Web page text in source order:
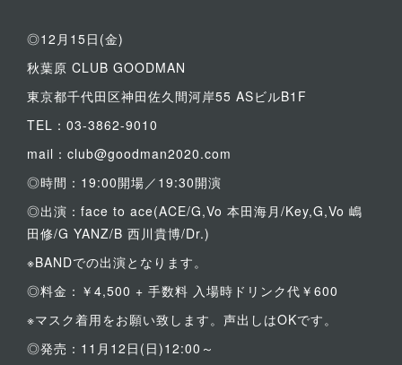
◎12月15日(金)
秋葉原 CLUB GOODMAN
東京都千代田区神田佐久間河岸55 ASビルB1F
TEL：03-3862-9010
mail：club@goodman2020.com
◎時間：19:00開場／19:30開演
◎出演：face to ace(ACE/G,Vo 本田海月/Key,G,Vo 嶋
田修/G YANZ/B 西川貴博/Dr.)
※BANDでの出演となります。
◎料金：￥4,500 + 手数料 入場時ドリンク代￥600
※マスク着用をお願い致します。声出しはOKです。
◎発売：11月12日(日)12:00～